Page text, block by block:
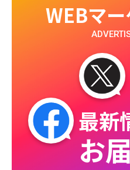
WEBマ
最新
お